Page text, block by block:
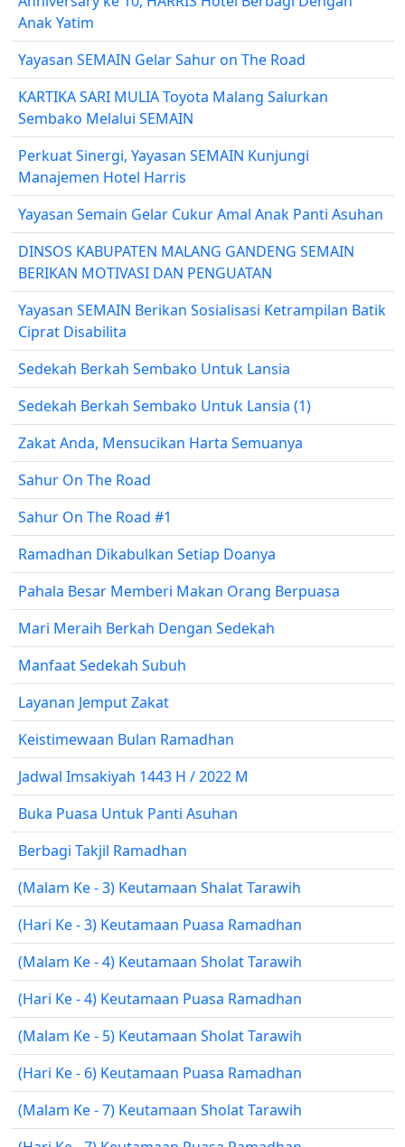
Anak Yatim
Yayasan SEMAIN Gelar Sahur on The Road
KARTIKA SARI MULIA Toyota Malang Salurkan
Sembako Melalui SEMAIN
Perkuat Sinergi, Yayasan SEMAIN Kunjungi
Manajemen Hotel Harris
Yayasan Semain Gelar Cukur Amal Anak Panti Asuhan
DINSOS KABUPATEN MALANG GANDENG SEMAIN
BERIKAN MOTIVASI DAN PENGUATAN
Yayasan SEMAIN Berikan Sosialisasi Ketrampilan Batik
Ciprat Disabilita
Sedekah Berkah Sembako Untuk Lansia
Sedekah Berkah Sembako Untuk Lansia (1)
Zakat Anda, Mensucikan Harta Semuanya
Sahur On The Road
Sahur On The Road #1
Ramadhan Dikabulkan Setiap Doanya
Pahala Besar Memberi Makan Orang Berpuasa
Mari Meraih Berkah Dengan Sedekah
Manfaat Sedekah Subuh
Layanan Jemput Zakat
Keistimewaan Bulan Ramadhan
Jadwal Imsakiyah 1443 H / 2022 M
Buka Puasa Untuk Panti Asuhan
Berbagi Takjil Ramadhan
(Malam Ke - 3) Keutamaan Shalat Tarawih
(Hari Ke - 3) Keutamaan Puasa Ramadhan
(Malam Ke - 4) Keutamaan Sholat Tarawih
(Hari Ke - 4) Keutamaan Puasa Ramadhan
(Malam Ke - 5) Keutamaan Sholat Tarawih
(Hari Ke - 6) Keutamaan Puasa Ramadhan
(Malam Ke - 7) Keutamaan Sholat Tarawih